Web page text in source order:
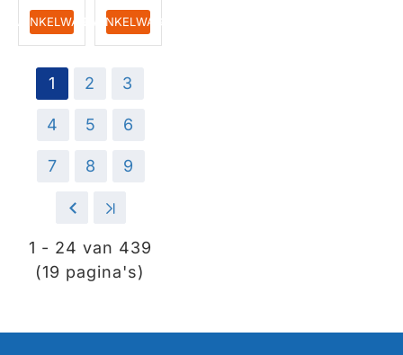
IN WINKELWAGEN HUISMERK
IN WINKELWAGEN
1 2 3
4 5 6
7 8 9
> >|
1 - 24 van 439
(19 pagina's)